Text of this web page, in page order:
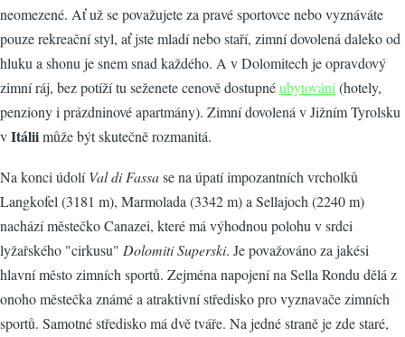
neomezené. Ať už se považujete za pravé sportovce nebo vyznáváte
pouze rekreační styl, ať jste mladí nebo staří, zimní dovolená daleko od
hluku a shonu je snem snad každého. A v Dolomitech je opravdový
zimní ráj, bez potíží tu seženete cenově dostupnéubytování(hotely,
penziony i prázdninové apartmány). Zimní dovolená v Jižním Tyrolsku
vItáliimůže být skutečně rozmanitá.
Na konci údolíVal di Fassase na úpatí impozantních vrcholků
Langkofel (3181 m), Marmolada (3342 m) a Sellajoch (2240 m)
nachází městečko Canazei, které má výhodnou polohu v srdci
lyžařského "cirkusu" Dolomiti Superski. Je považováno za jakési
hlavní město zimních sportů. Zejména napojení na Sella Rondu dělá z
onoho městečka známé a atraktivní středisko pro vyznavače zimních
sportů. Samotné středisko má dvě tváře. Na jedné straně je zde staré,